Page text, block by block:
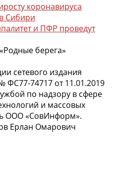
коронавируса
Сибири
и ПФР проведут
берега»
сетевого издания
ФС77-74717 от 11.01.2019
по надзору в сфере
и массовых
ООО «СовИнформ».
Ерлан Омарович